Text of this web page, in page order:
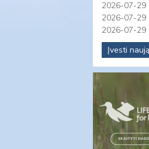
2026-07-29
2026-07-29
2026-07-29
Įvesti naują